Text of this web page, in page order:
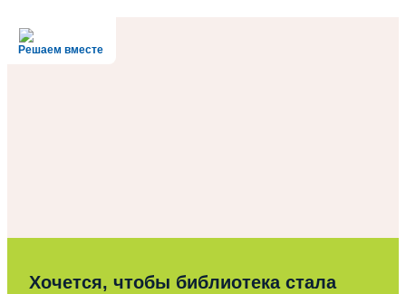
Решаем вместе
Хочется, чтобы библиотека стала